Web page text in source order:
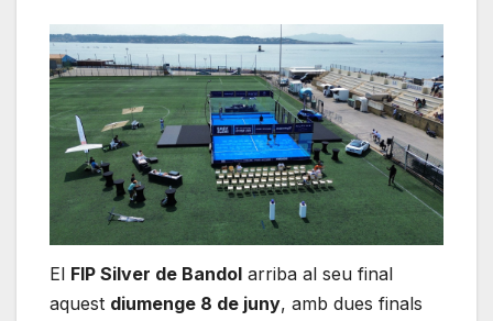
El FIP Silver de Bandol arriba al seu final
aquest diumenge 8 de juny, amb dues finals